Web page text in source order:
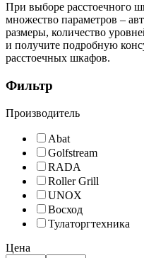
При выборе расстоечного
множество параметров –
размеры, количество
и получите подробную
расстоечных шкафов.
Фильтр
Производитель
Abat
Golfstream
RADA
Roller Grill
UNOX
Восход
Тулаторгтехника
Цена